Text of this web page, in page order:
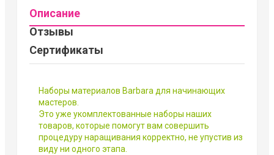
Описание
Отзывы
Сертификаты
Наборы материалов Barbara для начинающих
мастеров.
Это уже укомплектованные наборы наших
товаров, которые помогут вам совершить
процедуру наращивания корректно, не упустив из
виду ни одного этапа.